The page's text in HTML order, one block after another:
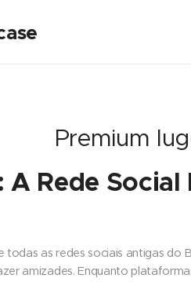
Premium
A Rede
todas as redes sociais antigas do
amizades. Enquanto